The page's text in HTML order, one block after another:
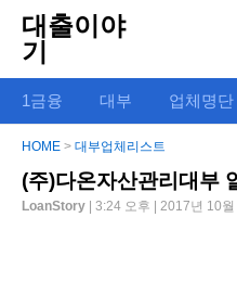
대출이야
기
1금융 대부 업체명단
HOME > 대부업체리스트
(주)다온자산관리대부
LoanStory | 3:24 오후 | 2017년 10월